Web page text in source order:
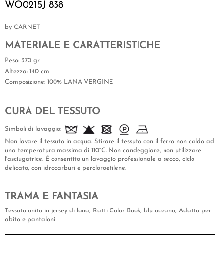
WO0215J 838
by CARNET
MATERIALE E CARATTERISTICHE
Peso: 370 gr
Altezza: 140 cm
Composizione: 100% LANA VERGINE
CURA DEL TESSUTO
Simboli di lavaggio:
Non lavare il tessuto in acqua. Stirare il tessuto con il ferro non caldo ad
una temperatura massima di 110°C. Non candeggiare, non utilizzare
l'asciugatrice. É consentito un lavaggio professionale a secco, ciclo
delicato, con idrocarburi e percloroetilene.
TRAMA E FANTASIA
Tessuto unito in jersey di lana, Ratti Color Book, blu oceano, Adatto per
abito e pantaloni